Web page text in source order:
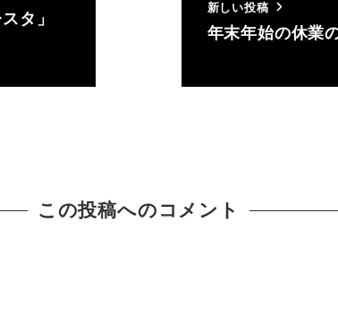
タ」
新しい投稿
年末年始の休業
この投稿へのコメント